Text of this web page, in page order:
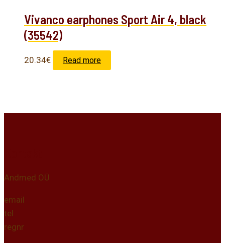
Vivanco earphones Sport Air 4, black
(35542)
20.34€ Read more
Andmed OÜ
email
tel
regnr